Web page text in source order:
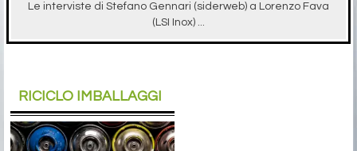
Le interviste di Stefano Gennari (siderweb) a Lorenzo Fava
(LSI Inox) ...
RICICLO IMBALLAGGI